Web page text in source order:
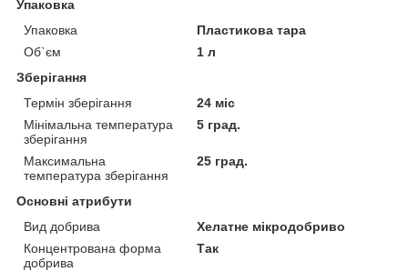
Упаковка
Упаковка
Пластикова тара
Об`єм
1 л
Зберігання
Термін зберігання
24 міс
Мінімальна температура
зберігання
5 град.
Максимальна
температура зберігання
25 град.
Основні атрибути
Вид добрива
Хелатне мікродобриво
Концентрована форма
добрива
Так